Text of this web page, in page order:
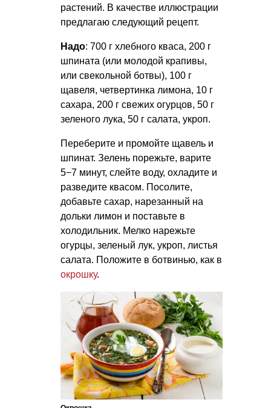
растений. В качестве иллюстрации
предлагаю следующий рецепт.
Надо: 700 г хлебного кваса, 200 г
шпината (или молодой крапивы,
или свекольной ботвы), 100 г
щавеля, четвертинка лимона, 10 г
сахара, 200 г свежих огурцов, 50 г
зеленого лука, 50 г салата, укроп.
Переберите и промойте щавель и
шпинат. Зелень порежьте, варите
5−7 минут, слейте воду, охладите и
разведите квасом. Посолите,
добавьте сахар, нарезанный на
дольки лимон и поставьте в
холодильник. Мелко нарежьте
огурцы, зеленый лук, укроп, листья
салата. Положите в ботвинью, как в
окрошку.